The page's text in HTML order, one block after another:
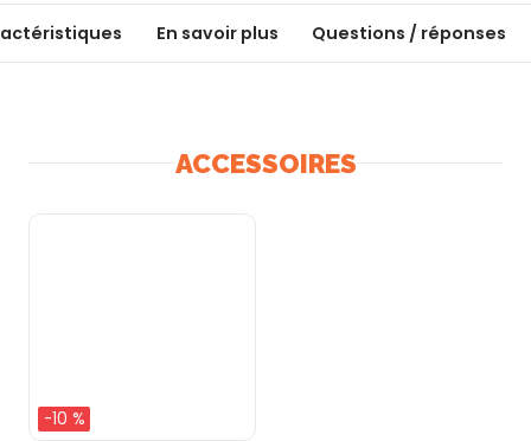
En savoir plus Questions / réponses
ACCESSOIRES
-10 %